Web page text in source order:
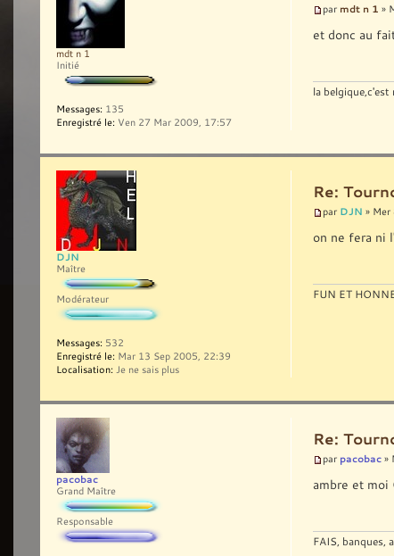
par mdt n 1 »
et donc au
la
mdt n 1
Initié
Messages: 135
Enregistré le: Ven 27 Mar 2009, 17:57
Re:
par DJN »
on ne fera ni
FUN ET
DJN
Maître
Modérateur
Messages: 532
Enregistré le: Mar 13 Sep 2005, 22:39
Localisation: Je ne sais plus
Re:
par pacobac »
ambre et moi
FAIS, banques,
pacobac
Grand Maître
Responsable